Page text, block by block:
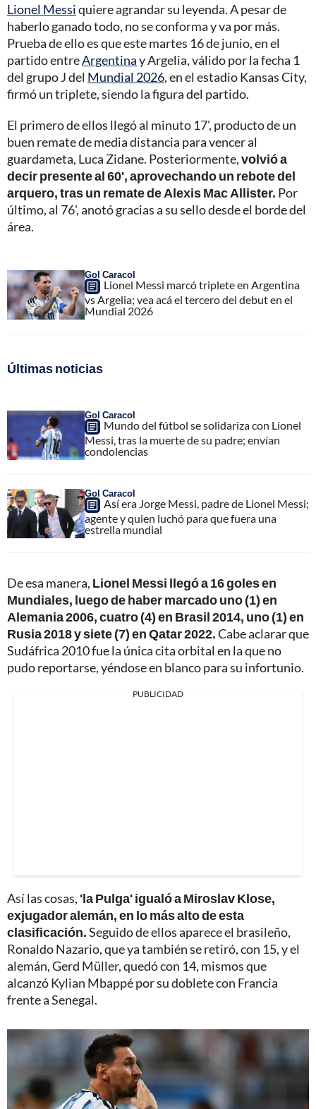
Lionel Messiquiere agrandar su leyenda. A pesar de
haberlo ganado todo, no se conforma y va por más.
Prueba de ello es que este martes 16 de junio, en el
partido entreArgentinay Argelia, válido por la fecha 1
del grupo J del Mundial 2026, en el estadio Kansas City,
firmó un triplete, siendo la figura del partido.
El primero de ellos llegó al minuto 17', producto de un
buen remate de media distancia para vencer al
guardameta, Luca Zidane. Posteriormente,volvió a
decir presente al 60', aprovechando un rebote del
arquero, tras un remate de Alexis Mac Allister. Por
último, al 76', anotó gracias a su sello desde el borde del
área.
Gol Caracol
Lionel Messi marcó triplete en Argentina
vs Argelia; vea acá el tercero del debut en el
Mundial 2026
Últimas noticias
Gol Caracol
Mundo del fútbol se solidariza con Lionel
Messi, tras la muerte de su padre; envían
condolencias
Gol Caracol
Así era Jorge Messi, padre de Lionel Messi;
agente y quien luchó para que fuera una
estrella mundial
De esa manera, Lionel Messi llegó a 16 goles en
Mundiales, luego de haber marcado uno (1) en
Alemania 2006, cuatro (4) en Brasil 2014, uno (1) en
Rusia 2018 y siete (7) en Qatar 2022.Cabe aclarar que
Sudáfrica 2010 fue la única cita orbital en la que no
pudo reportarse, yéndose en blanco para su infortunio.
PUBLICIDAD
Así las cosas, 'la Pulga' igualó a Miroslav Klose,
exjugador alemán, en lo más alto de esta
clasificación.Seguido de ellos aparece el brasileño,
Ronaldo Nazario, que ya también se retiró, con 15, y el
alemán, Gerd Müller, quedó con 14, mismos que
alcanzó Kylian Mbappé por su doblete con Francia
frente a Senegal.